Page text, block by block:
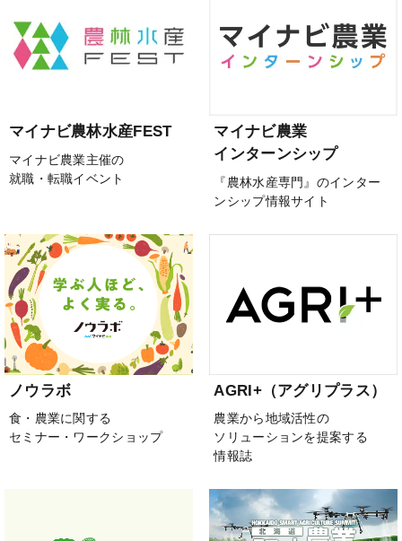
マイナビ農林水産FEST
マイナビ農業主催の
就職・転職イベント
マイナビ農業
インターンシップ
『農林水産専門』のインター
ンシップ情報サイト
ノウラボ
食・農業に関する
セミナー・ワークショップ
AGRI+（アグリプラス）
農業から地域活性の
ソリューションを提案する
情報誌